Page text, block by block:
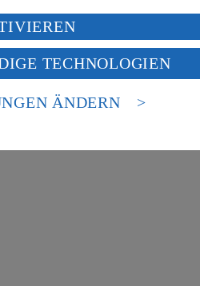
in den USA durch Facebook und
im Sinne des Art. 49 Abs. 1 Satz 1 lit.
werden. Der EuGH sieht die USA als
Datenschutzniveau an. Es
Behörden.
TECHNOLOGIEN
ÄNDERN